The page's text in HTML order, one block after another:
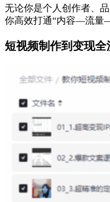
无论你是个人创作者、
你高效打通“内容—流量—
短视频制作到变现